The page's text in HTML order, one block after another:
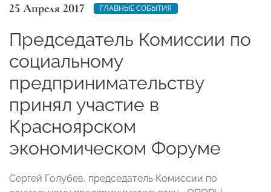
25 Апреля 2017 ГЛАВНЫЕ СОБЫТИЯ
Председатель Комиссии по
социальному
предпринимательству
принял участие в
Красноярском
экономическом Форуме
Сергей Голубев, председатель Комиссии по